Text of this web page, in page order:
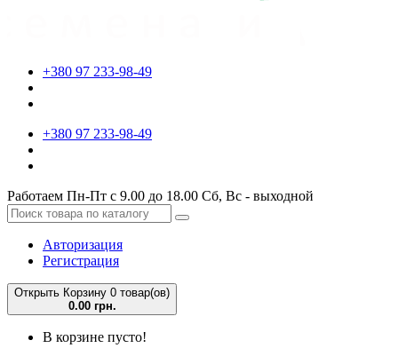
+380 97 233-98-49
+380 97 233-98-49
Работаем Пн-Пт с 9.00 до 18.00 Сб, Вс - выходной
Авторизация
Регистрация
Открыть Корзину 0 товар(ов)
0.00 грн.
В корзине пусто!